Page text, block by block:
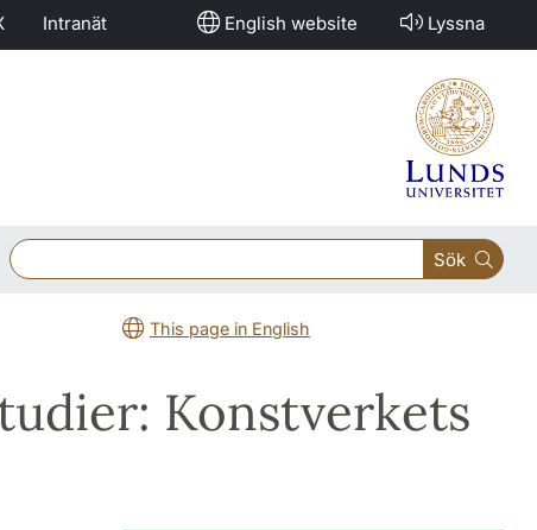
Intranät English website Lyssna
Sök
This page in English
Konstverkets